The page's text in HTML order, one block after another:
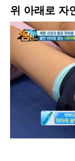
위 아래로 자